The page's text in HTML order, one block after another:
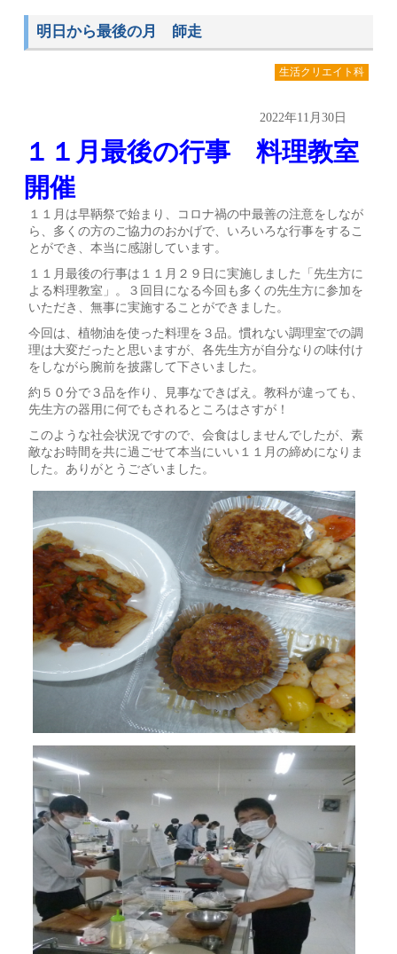
明日から最後の月 師走
生活クリエイト科
2022年11月30日
１１月最後の行事 料理教室
開催
１１月は早鞆祭で始まり、コロナ禍の中最善の注意をしなが
ら、多くの方のご協力のおかげで、いろいろな行事をするこ
とができ、本当に感謝しています。
１１月最後の行事は１１月２９日に実施しました「先生方に
よる料理教室」。３回目になる今回も多くの先生方に参加を
いただき、無事に実施することができました。
今回は、植物油を使った料理を３品。慣れない調理室での調
理は大変だったと思いますが、各先生方が自分なりの味付け
をしながら腕前を披露して下さいました。
約５０分で３品を作り、見事なできばえ。教科が違っても、
先生方の器用に何でもされるところはさすが！
このような社会状況ですので、会食はしませんでしたが、素
敵なお時間を共に過ごせて本当にいい１１月の締めになりま
した。ありがとうございました。